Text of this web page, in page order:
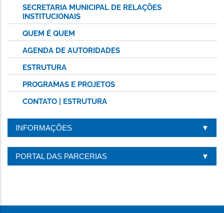
SECRETARIA MUNICIPAL DE RELAÇÕES
INSTITUCIONAIS
QUEM É QUEM
AGENDA DE AUTORIDADES
ESTRUTURA
PROGRAMAS E PROJETOS
CONTATO | ESTRUTURA
INFORMAÇÕES
PORTAL DAS PARCERIAS